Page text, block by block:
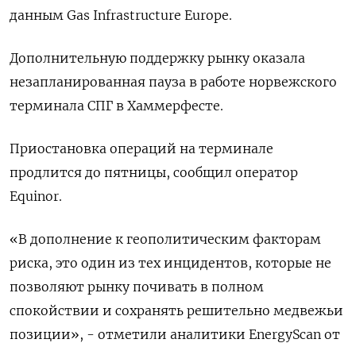
данным Gas Infrastructure Europe.
Дополнительную поддержку рынку оказала
незапланированная пауза в работе норвежского
терминала СПГ в Хаммерфесте.
Приостановка операций на терминале
продлится до пятницы, сообщил оператор
Equinor.
«В дополнение к геополитическим факторам
риска, это один из тех инцидентов, которые не
позволяют рынку почивать в полном
спокойствии и сохранять решительно медвежьи
позиции», - отметили аналитики EnergyScan от